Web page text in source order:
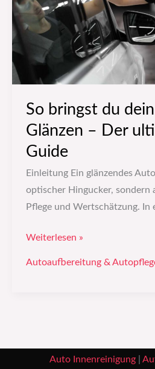
So bringst du
Glänzen – Der
Guide
Einleitung Ein glänzendes
optischer Hingucker, sondern
Pflege und Wertschätzung. In
zum
Glänzen
Der
ultimative
Weiterlesen »
Autoaufbereitung &
Auto Innenreinigung|